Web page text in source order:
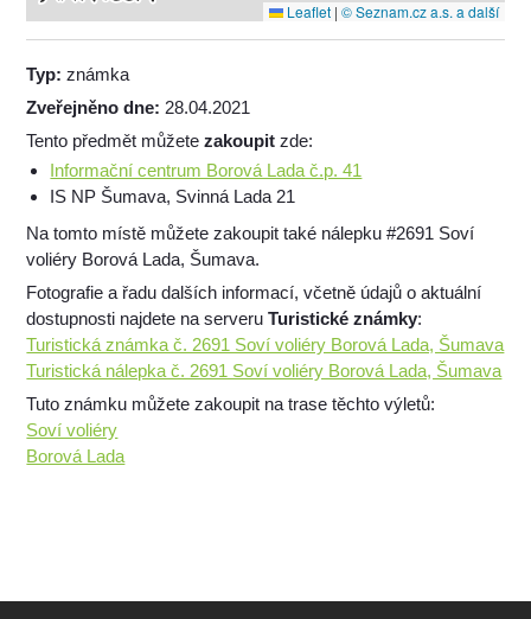
Leaflet | © Seznam.cz a.s. a další
Typ:známka
Zveřejněno dne: 28.04.2021
Tento předmět můžetezakoupit zde:
Informační centrum Borová Lada č.p. 41
IS NP Šumava, Svinná Lada 21
Na tomto místě můžete zakoupit také nálepku #2691 Soví
voliéry Borová Lada, Šumava.
Fotografie a řadu dalších informací, včetně údajů o aktuální
dostupnosti najdete na serveruTuristické známky:
Turistická známka č. 2691 Soví voliéry Borová Lada, Šumava
Turistická nálepka č. 2691 Soví voliéry Borová Lada, Šumava
Tuto známku můžete zakoupit na trase těchto výletů:
Soví voliéry
Borová Lada